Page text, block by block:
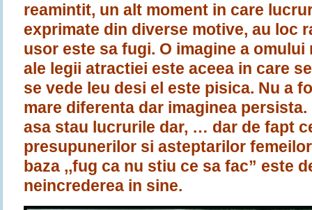
reamintit, un alt moment in care
exprimate din diverse motive, au loc
usor este sa fugi. O imagine a
ale legii atractiei este aceea in care
se vede leu desi el este pisica. Nu a
mare diferenta dar imaginea
asa stau lucrurile dar, … dar de fapt
presupunerilor si asteptarilor
baza ,,fug ca nu stiu ce sa fac” este
neincrederea in sine.